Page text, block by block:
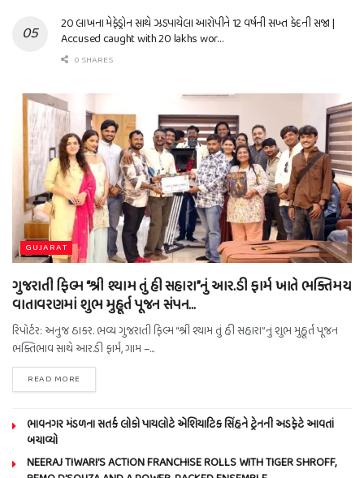
20 લાખના મેફેડ્રોન સાથે ઝડપાયેલા આરોપીને 12 વર્ષની સખ્ત કેદની સજા |
Accused caught with 20 lakhs wor…
0 SHARES
GUJARAT
ગુજરાતી ફિલ્મ “શ્રી શ્યામ તું હી સહારા”નું આર.ડી ફાર્મ ખાતે ભક્તિમય
વાતાવરણમાં શુભ મુહૂર્ત પૂજન સંપન…
રિપોર્ટર: અનુજ ઠાકર. ભવ્ય ગુજરાતી ફિલ્મ “શ્રી શ્યામ તું હી સહારા”નું શુભ મુહૂર્ત પૂજન
ભક્તિભાવ સાથે આર.ડી ફાર્મ, ગામ –...
READ MORE
ભાવનગર મંડળના સતર્ક લોકો પાયલોટે એશિયાટિક સિંહને ટ્રેનની અડફેટે આવતાં
બચાવ્યો
NEERAJ TIWARI’S ACTION FRANCHISE ROLLS WITH TIGER SHROFF,